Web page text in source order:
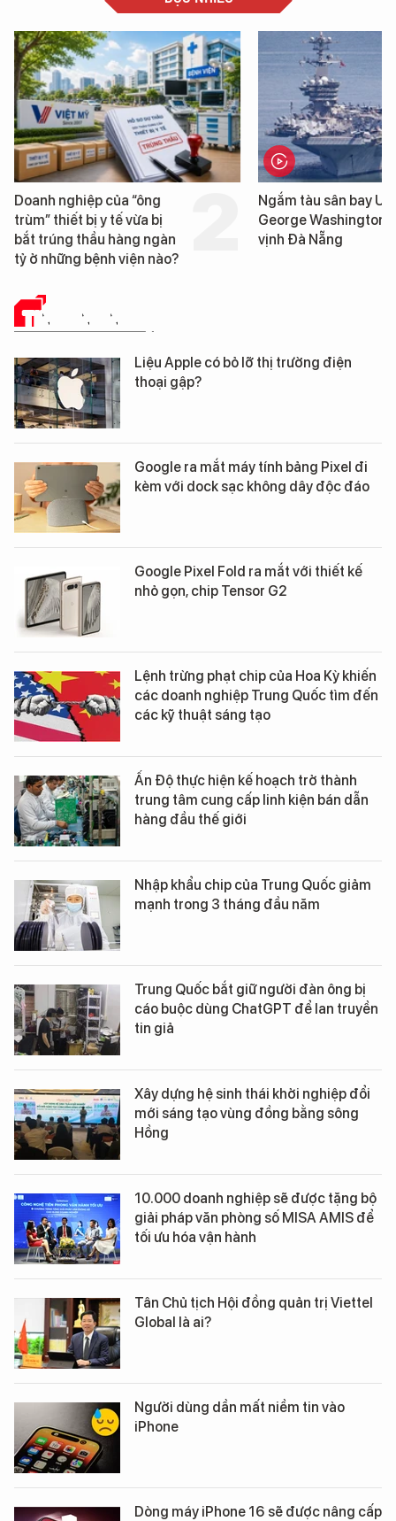
nghiệp của “ông
thiết bị y tế vừa bị
trúng thầu hàng ngàn
ở những bệnh viện nào?
Ngắm tàu sân bay USS
George Washington
vịnh Đà Nẵng
TIN CÔNG NGHỆ
Liệu Apple có bỏ lỡ thị trường điện
thoại gập?
Google ra mắt máy tính bảng Pixel đi
kèm với dock sạc không dây độc đáo
Google Pixel Fold ra mắt với thiết kế
nhỏ gọn, chip Tensor G2
Lệnh trừng phạt chip của Hoa Kỳ khiến
các doanh nghiệp Trung Quốc tìm đến
các kỹ thuật sáng tạo
Ấn Độ thực hiện kế hoạch trở thành
trung tâm cung cấp linh kiện bán dẫn
hàng đầu thế giới
Nhập khẩu chip của Trung Quốc giảm
mạnh trong 3 tháng đầu năm
Trung Quốc bắt giữ người đàn ông bị
cáo buộc dùng ChatGPT để lan truyền
tin giả
Xây dựng hệ sinh thái khởi nghiệp đổi
mới sáng tạo vùng đồng bằng sông
Hồng
10.000 doanh nghiệp sẽ được tặng bộ
giải pháp văn phòng số MISA AMIS để
tối ưu hóa vận hành
Tân Chủ tịch Hội đồng quản trị Viettel
Global là ai?
Người dùng dần mất niềm tin vào
iPhone
Dòng máy iPhone 16 sẽ được nâng cấp